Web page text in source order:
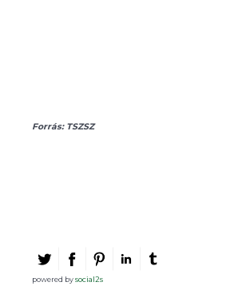
Forrás: TSZSZ
powered bysocial2s